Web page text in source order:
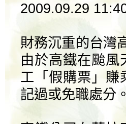
2009.09.29
財務沉重的台灣
由於高鐵在颱風
工「假購票」賺
記過或免職處分。